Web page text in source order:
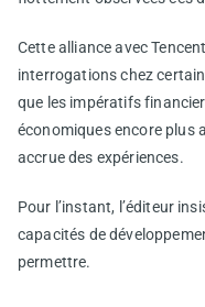
Cette alliance avec
interrogations chez
que les impératifs
économiques encore plus
accrue des expériences.
Pour l’instant, l’éditeur
capacités de
permettre.